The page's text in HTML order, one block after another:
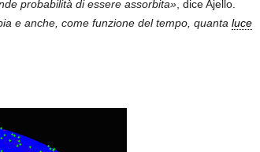
probabilità di essere assorbita», dice Ajello.
e anche, come funzione del tempo, quanta luce